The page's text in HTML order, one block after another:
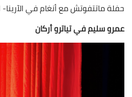
حفلة ماتتفوتش مع أنغام في الآرينا-
عمرو سليم في تياترو أركان